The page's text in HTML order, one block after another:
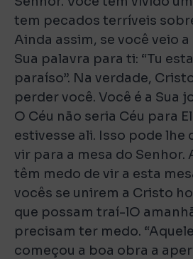
tem pecados terríveis
Ainda assim, se você veio a
Sua palavra para ti: “Tu
paraíso”. Na verdade,
perder você. Você é a Sua
O Céu não seria Céu para
estivesse ali. Isso pode lhe
vir para a mesa do Senhor.
têm medo de vir a esta
vocês se unirem a Cristo
que possam traí-lO
precisam ter medo.
começou a boa obra a